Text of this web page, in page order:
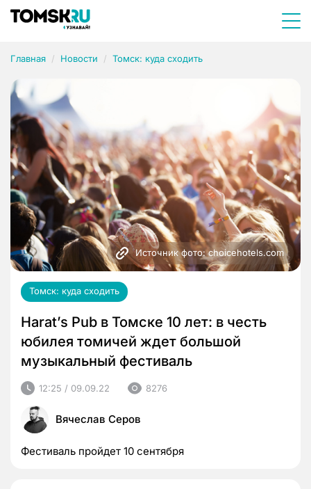
Главная Новости Томск: куда сходить
Источник фото: choicehotels.com
Томск: куда сходить
Harat’s Pub в Томске 10 лет: в честь
юбилея томичей ждет большой
музыкальный фестиваль
12:25 / 09.09.22 8276
Вячеслав Серов
Фестиваль пройдет 10 сентября